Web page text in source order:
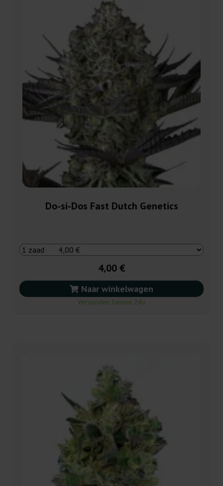
Do-si-Dos Fast Dutch Genetics
4,00 €
Naar winkelwagen
Verzonden binnen 24u